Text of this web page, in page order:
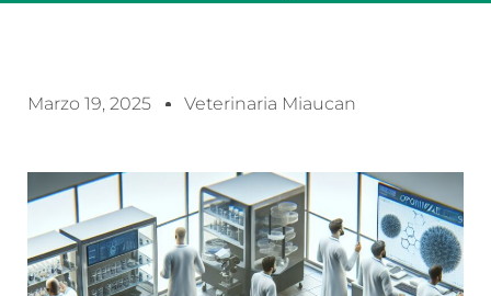
Marzo 19, 2025 Veterinaria Miaucan